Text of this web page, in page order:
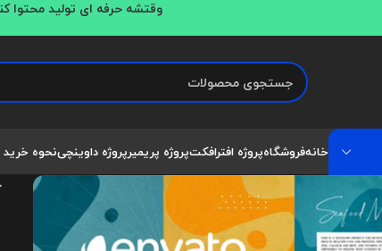
وقتشه حرفه ای تولید محتوا
خانهفروشگاهپروژه افترافکتپروژه پریمیرپروژه داوینچینحوه خرید